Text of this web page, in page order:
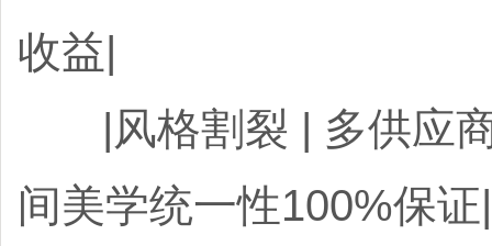
收益|
|风格割裂 | 多供
间美学统一性100%保